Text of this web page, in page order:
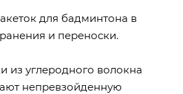
для бадминтона в
и переноски.
из углеродного волокна
непревзойденную